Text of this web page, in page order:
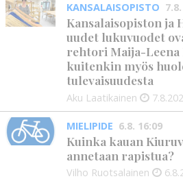
KANSALAISOPISTO
Kansalaisopiston
uudet lukuvuodet
rehtori Maija-Leena
kuitenkin myös
tulevaisuudesta
Aku Laatikainen
MIELIPIDE 6.8. 16:09
Kuinka kauan
annetaan rapistua?
Vilho Ruotsalainen